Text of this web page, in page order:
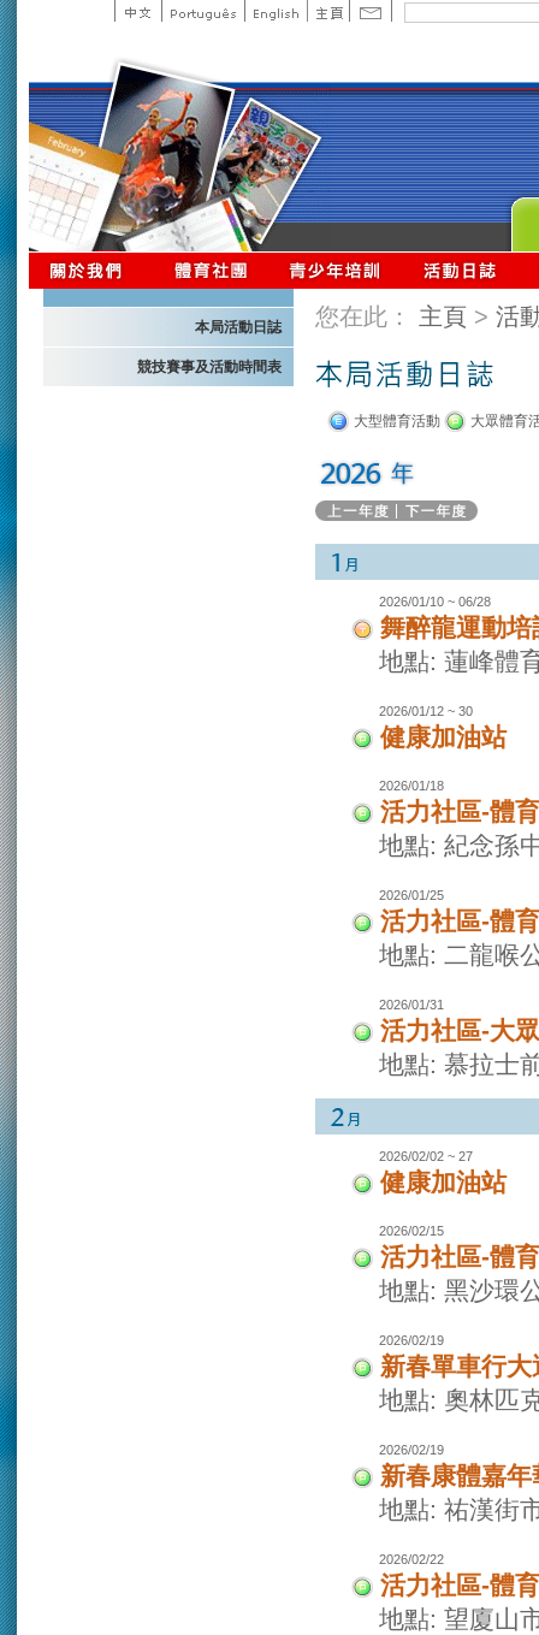
本局活動日誌
競技賽事及活動時間表
您在此： 主頁 > 活
大型體育活動 大眾體育
2026/01/10 ~ 06/28
舞醉龍運動培
地點: 蓮峰體
2026/01/12 ~ 30
健康加油站
2026/01/18
活力社區-體
地點: 紀念孫
2026/01/25
活力社區-體
地點: 二龍喉
2026/01/31
活力社區-大
地點: 慕拉士
2026/02/02 ~ 27
健康加油站
2026/02/15
活力社區-體
地點: 黑沙環
2026/02/19
新春單車行大
地點: 奧林匹
2026/02/19
新春康體嘉年
地點: 祐漢街
2026/02/22
活力社區-體
地點: 望廈山